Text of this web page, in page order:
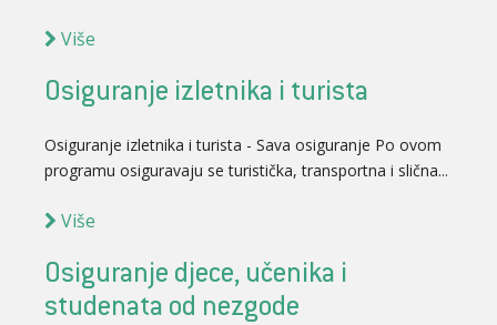
Više
Osiguranje izletnika i turista
Osiguranje izletnika i turista - Sava osiguranje Po ovom
programu osiguravaju se turistička, transportna i slična...
Više
Osiguranje djece, učenika i
studenata od nezgode